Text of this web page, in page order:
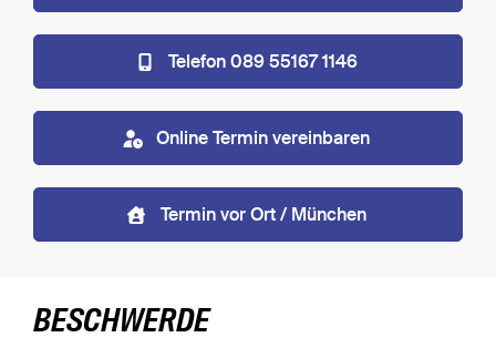
Telefon 089 55167 1146
Online Termin vereinbaren
Termin vor Ort / München
BESCHWERDE